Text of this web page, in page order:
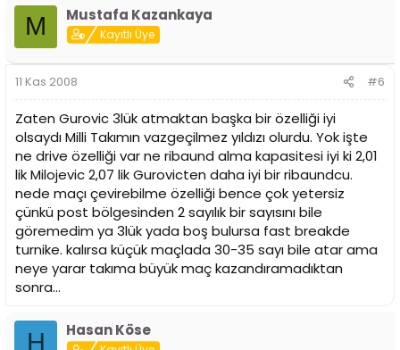
M Mustafa Kazankaya
Kayıtlı Üye
11 Kas 2008 #6
Zaten Gurovic 3lük atmaktan başka bir özelliği iyi
olsaydı Milli Takımın vazgeçilmez yıldızı olurdu. Yok işte
ne drive özelliği var ne ribaund alma kapasitesi iyi ki 2,01
lik Milojevic 2,07 lik Gurovicten daha iyi bir ribaundcu.
nede maçı çevirebilme özelliği bence çok yetersiz
çünkü post bölgesinden 2 sayılık bir sayısını bile
göremedim ya 3lük yada boş bulursa fast breakde
turnike. kalırsa küçük maçlada 30-35 sayı bile atar ama
neye yarar takıma büyük maç kazandıramadıktan
sonra...
H Hasan Köse